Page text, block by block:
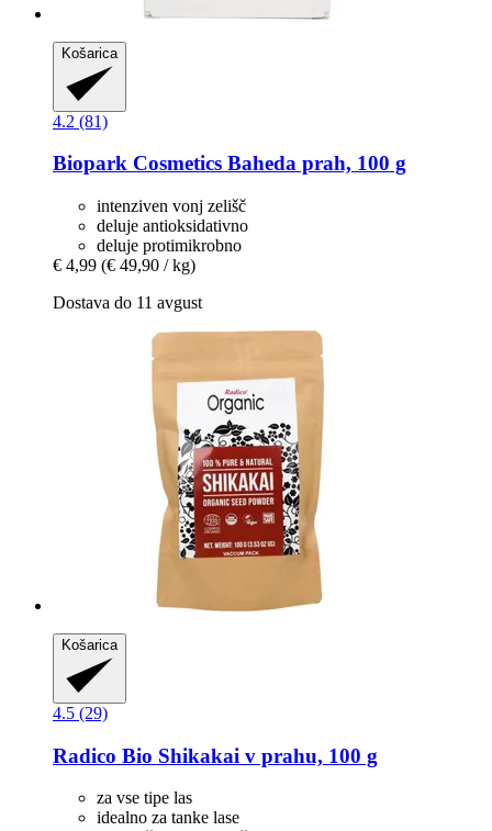
Košarica
4.2 (81)
Biopark Cosmetics Baheda prah, 100 g
intenziven vonj zelišč
deluje antioksidativno
deluje protimikrobno
€ 4,99 (€ 49,90 / kg)
Dostava do 11 avgust
Košarica
4.5 (29)
Radico Bio Shikakai v prahu, 100 g
za vse tipe las
idealno za tanke lase